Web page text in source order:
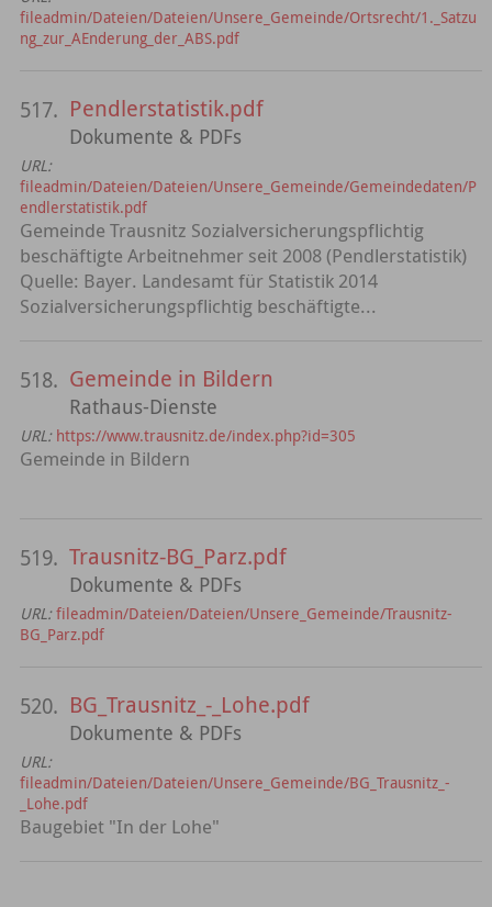
fileadmin/Dateien/Dateien/Unsere_Gemeinde/Ortsrecht/1._Satzu
ng_zur_AEnderung_der_ABS.pdf
517. Pendlerstatistik.pdf
Dokumente & PDFs
URL:
fileadmin/Dateien/Dateien/Unsere_Gemeinde/Gemeindedaten/P
endlerstatistik.pdf
Gemeinde Trausnitz Sozialversicherungspflichtig
beschäftigte Arbeitnehmer seit 2008 (Pendlerstatistik)
Quelle: Bayer. Landesamt für Statistik 2014
Sozialversicherungspflichtig beschäftigte...
518. Gemeinde in Bildern
Rathaus-Dienste
URL: https://www.trausnitz.de/index.php?id=305
Gemeinde in Bildern
519. Trausnitz-BG_Parz.pdf
Dokumente & PDFs
URL: fileadmin/Dateien/Dateien/Unsere_Gemeinde/Trausnitz-
BG_Parz.pdf
520. BG_Trausnitz_-_Lohe.pdf
Dokumente & PDFs
URL:
fileadmin/Dateien/Dateien/Unsere_Gemeinde/BG_Trausnitz_-
_Lohe.pdf
Baugebiet "In der Lohe"